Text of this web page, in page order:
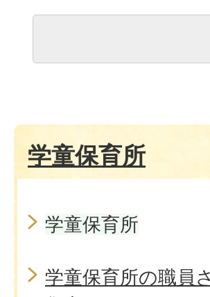
学童保育所
学童保育所
学童保育所の職員